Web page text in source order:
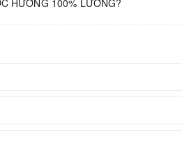
HƯỞNG 100% LƯƠNG?